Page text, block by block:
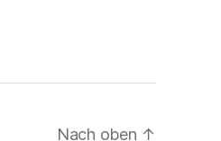
Nach oben ↑